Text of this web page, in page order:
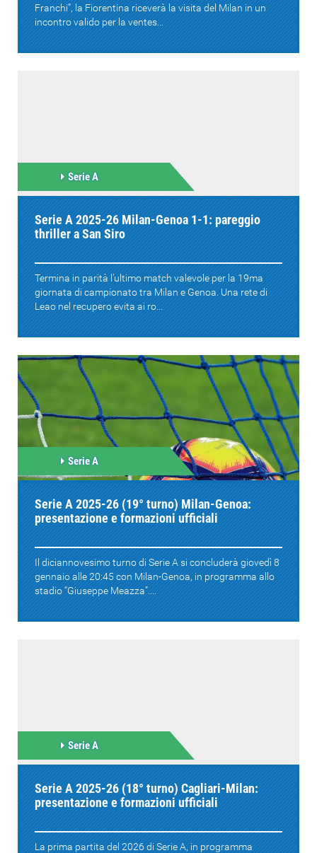
Franchi”, la Fiorentina riceverà la visita del Milan in un
incontro valido per la ventes...
Serie A
Serie A 2025-26 Milan-Genoa 1-1: pareggio
thriller a San Siro
Termina in parità l’ultimo match valevole per la 19ma
giornata di campionato tra Milan e Genoa. Una rete di
Leao nel recupero evita ai ro...
Serie A
Serie A 2025-26 (19° turno) Milan-Genoa:
presentazione e formazioni ufficiali
Il diciannovesimo turno di Serie A si concluderà giovedì 8
gennaio alle 20:45 con Milan-Genoa, in programma allo
stadio “Giuseppe Meazza”....
Serie A
Serie A 2025-26 (18° turno) Cagliari-Milan:
presentazione e formazioni ufficiali
La prima partita del 2026 di Serie A, in programma